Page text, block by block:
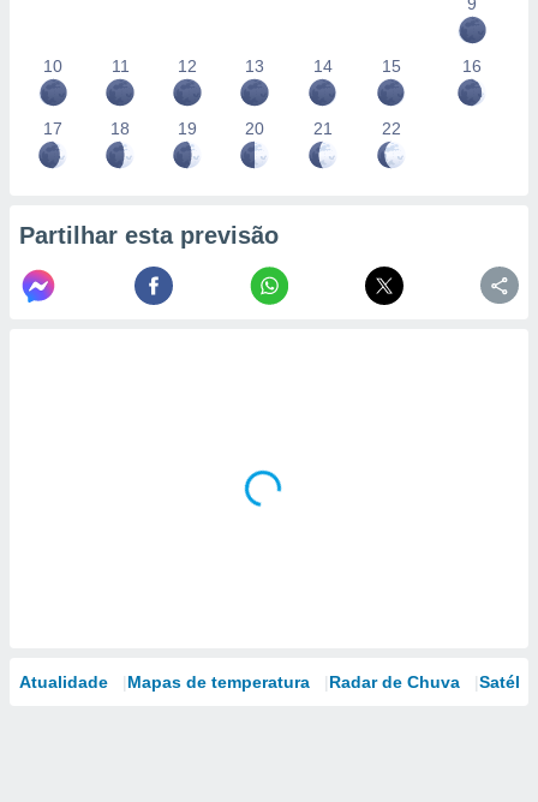
10 11 12 13 14 15 16
17 18 19 20 21 22
Partilhar esta previsão
Atualidade Mapas de temperatura Radar de Chuva